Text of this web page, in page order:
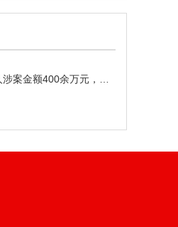
万元，芝罘区检察院批捕10人